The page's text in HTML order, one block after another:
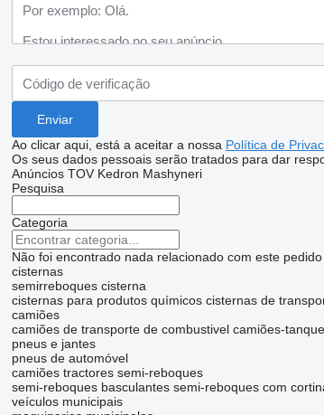
Ao clicar aqui, está a aceitar a nossa Política de
Os seus dados pessoais serão tratados para dar
Anúncios TOV Kedron Mashyneri
Pesquisa
Categoria
Não foi encontrado nada relacionado com este pedido
cisternas
semirreboques cisterna
cisternas para produtos químicos cisternas de
camiões
camiões de transporte de combustivel camiões-
pneus e jantes
pneus de automóvel
camiões tractores semi-reboques
semi-reboques basculantes semi-reboques com
veículos municipais